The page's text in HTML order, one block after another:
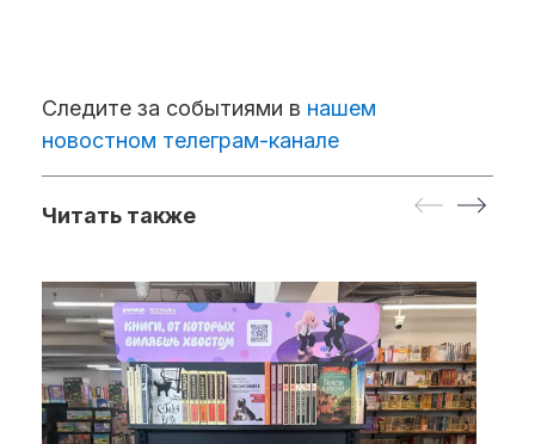
Следите за событиями в нашем
новостном телеграм-канале
Читать также